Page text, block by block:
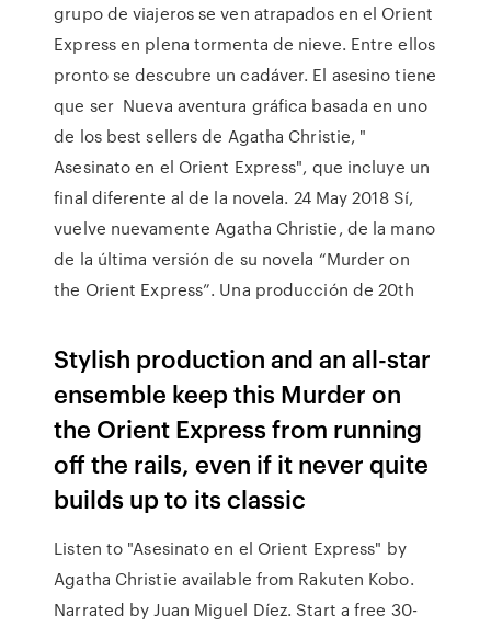
grupo de viajeros se ven atrapados en el Orient
Express en plena tormenta de nieve. Entre ellos
pronto se descubre un cadáver. El asesino tiene
que ser Nueva aventura gráfica basada en uno
de los best sellers de Agatha Christie, "
Asesinato en el Orient Express", que incluye un
final diferente al de la novela. 24 May 2018 Sí,
vuelve nuevamente Agatha Christie, de la mano
de la última versión de su novela “Murder on
the Orient Express”. Una producción de 20th
Stylish production and an all-star
ensemble keep this Murder on
the Orient Express from running
off the rails, even if it never quite
builds up to its classic
Listen to "Asesinato en el Orient Express" by
Agatha Christie available from Rakuten Kobo.
Narrated by Juan Miguel Díez. Start a free 30-